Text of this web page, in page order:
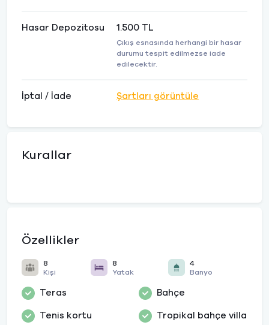
Hasar Depozitosu 1.500 TL
Çıkış esnasında herhangi bir hasar
durumu tespit edilmezse iade
edilecektir.
İptal / İade Şartları görüntüle
Kurallar
Özellikler
8
Kişi
8
Yatak
4
Banyo
Teras Bahçe
Tenis kortu Tropikal bahçe villa